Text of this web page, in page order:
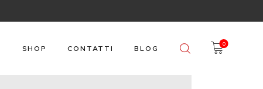
SHOP CONTATTI BLOG
0